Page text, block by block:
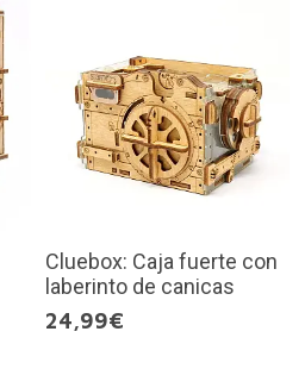
Cluebox: Caja fuerte con
laberinto de canicas
24,99€